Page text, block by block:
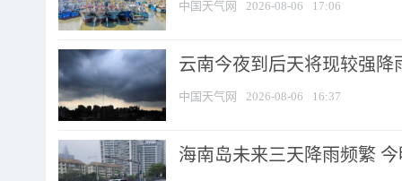
中国天气网 2026-08-06 17:06
云南今夜到后天将现较强降
中国天气网 2026-08-06 16:37
海南岛未来三天降雨频繁